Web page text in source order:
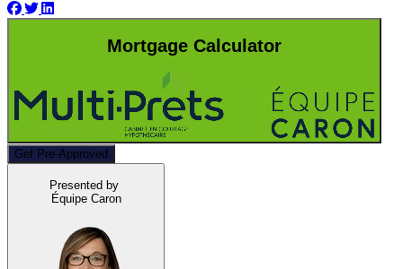
Mortgage Calculator
Get Pre-Approved
Presented by
Équipe Caron